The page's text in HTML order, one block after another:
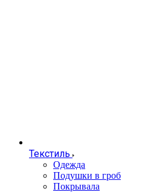
Текстиль
Одежда
Подушки в гроб
Покрывала